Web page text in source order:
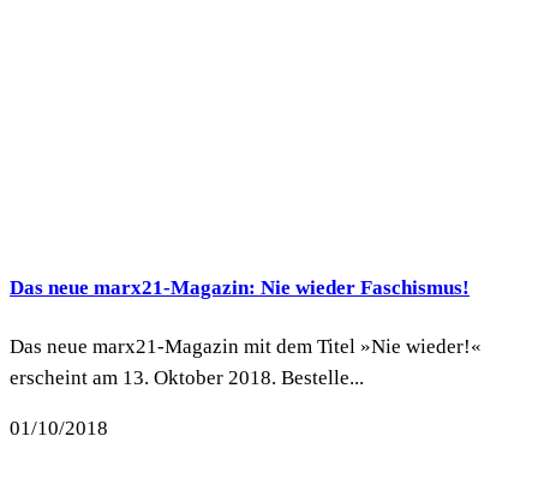
Das neue marx21-Magazin: Nie wieder Faschismus!
Das neue marx21-Magazin mit dem Titel »Nie wieder!«
erscheint am 13. Oktober 2018. Bestelle...
01/10/2018